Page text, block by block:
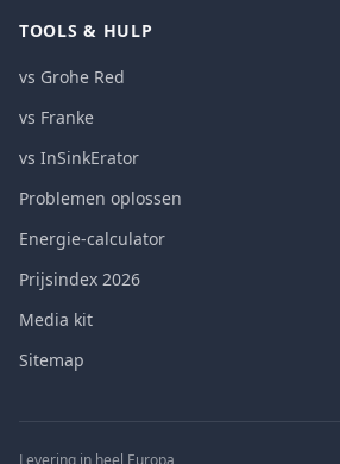
TOOLS & HULP
vs Grohe Red
vs Franke
vs InSinkErator
Problemen oplossen
Energie-calculator
Prijsindex 2026
Media kit
Sitemap
Levering in heel Europa